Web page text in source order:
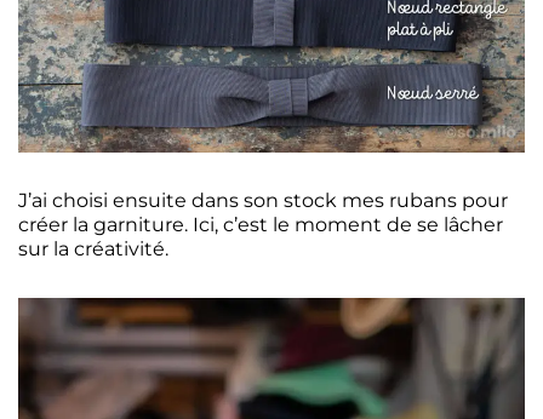
J’ai choisi ensuite dans son stock mes rubans pour
créer la garniture. Ici, c’est le moment de se lâcher
sur la créativité.